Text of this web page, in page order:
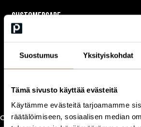
Suostumus Yksityiskohdat
Tämä sivusto käyttää evästeitä
Käytämme evästeitä tarjoamamme
räätälöimiseen, sosiaalisen median
CUSTOMERCARE
Keilaranta 1 A, 02150 Espoo
customerservice@professio.fi
Book a call
CxO Circles